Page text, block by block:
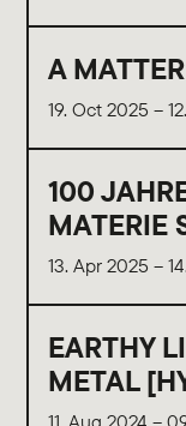
A
19. Oct 2025 –
100
MATERIE
13. Apr 2025 –
EARTHY
METAL
11. Aug 2024 –